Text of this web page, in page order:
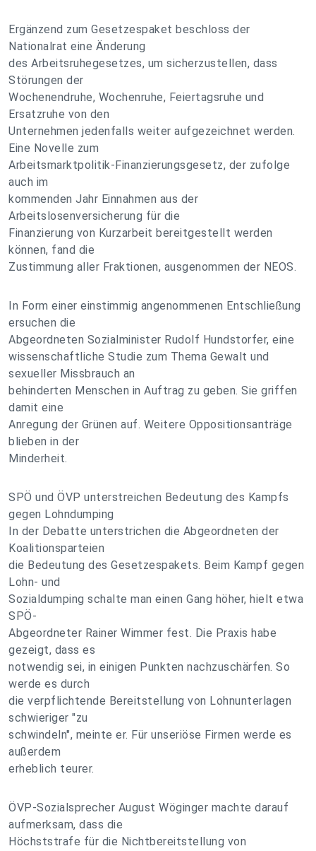
Ergänzend zum Gesetzespaket beschloss der
Nationalrat eine Änderung
des Arbeitsruhegesetzes, um sicherzustellen, dass
Störungen der
Wochenendruhe, Wochenruhe, Feiertagsruhe und
Ersatzruhe von den
Unternehmen jedenfalls weiter aufgezeichnet werden.
Eine Novelle zum
Arbeitsmarktpolitik-Finanzierungsgesetz, der zufolge
auch im
kommenden Jahr Einnahmen aus der
Arbeitslosenversicherung für die
Finanzierung von Kurzarbeit bereitgestellt werden
können, fand die
Zustimmung aller Fraktionen, ausgenommen der NEOS.
In Form einer einstimmig angenommenen Entschließung
ersuchen die
Abgeordneten Sozialminister Rudolf Hundstorfer, eine
wissenschaftliche Studie zum Thema Gewalt und
sexueller Missbrauch an
behinderten Menschen in Auftrag zu geben. Sie griffen
damit eine
Anregung der Grünen auf. Weitere Oppositionsanträge
blieben in der
Minderheit.
SPÖ und ÖVP unterstreichen Bedeutung des Kampfs
gegen Lohndumping
In der Debatte unterstrichen die Abgeordneten der
Koalitionsparteien
die Bedeutung des Gesetzespakets. Beim Kampf gegen
Lohn- und
Sozialdumping schalte man einen Gang höher, hielt etwa
SPÖ-
Abgeordneter Rainer Wimmer fest. Die Praxis habe
gezeigt, dass es
notwendig sei, in einigen Punkten nachzuschärfen. So
werde es durch
die verpflichtende Bereitstellung von Lohnunterlagen
schwieriger "zu
schwindeln", meinte er. Für unseriöse Firmen werde es
außerdem
erheblich teurer.
ÖVP-Sozialsprecher August Wöginger machte darauf
aufmerksam, dass die
Höchststrafe für die Nichtbereitstellung von